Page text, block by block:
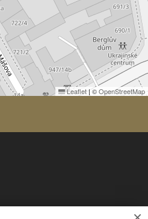
Leaflet |©OpenStreetMap